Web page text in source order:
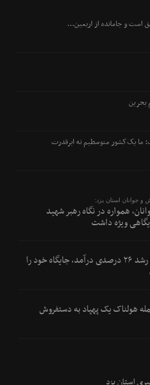
است و جامانده از اربعین...
بحرین
ما یک‌کشور متوسطیم نه ابرقدرت
و جوانان استان یزد:
همواره در نگاه رهبر شهید
ویژه داشت
«کچاد» با رشد ۲۶ درصدی درآمد، جایگاه خود را
هولناک یک پهپاد به دستفروش